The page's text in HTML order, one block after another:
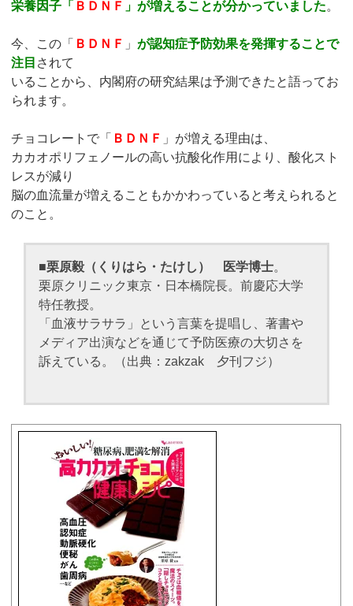
栄養因子「 ＢＤＮＦ 」が増えることが分かっていました。
今、この「 ＢＤＮＦ 」が認知症予防効果を発揮することで
注目 されて
いることから、内閣府の研究結果は予測できたと語ってお
られます。
チョコレートで「 ＢＤＮＦ 」が増える理由は、
カカオポリフェノールの高い抗酸化作用により、酸化スト
レスが減り
脳の血流量が増えることもかかわっていると考えられると
のこと。
■栗原毅（くりはら・たけし） 医学博士。
栗原クリニック東京・日本橋院長。前慶応大学
特任教授。
「血液サラサラ」という言葉を提唱し、著書や
メディア出演などを通じて予防医療の大切さを
訴えている。（出典：zakzak 夕刊フジ）